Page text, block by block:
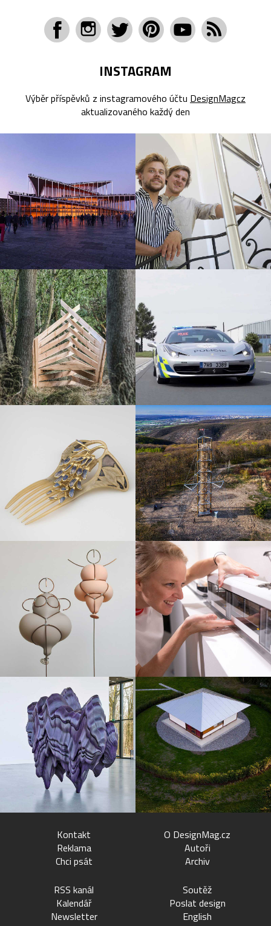
INSTAGRAM
Výběr příspěvků z instagramového účtu DesignMagcz
aktualizovaného každý den
Kontakt
Reklama
Chci psát
O DesignMag.cz
Autoři
Archiv
RSS kanál
Kalendář
Newsletter
Soutěž
Poslat design
English